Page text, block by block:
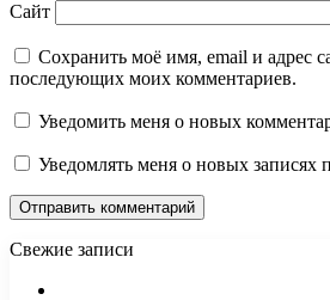
Сайт
Сохранить моё имя, email и адрес
последующих моих комментариев.
Уведомить меня о новых
Уведомлять меня о новых записях
Свежие записи